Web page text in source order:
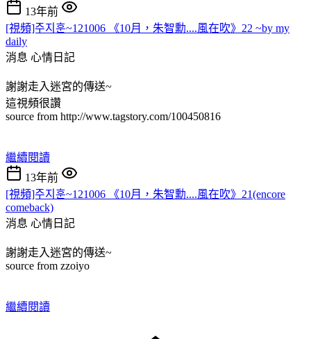
13年前
[視頻]주지훈~121006 《10月，朱智勳....風在吹》22 ~by my
daily
消息 心情日記
謝謝走入迷宮的傳送~
這視頻很讚
source from http://www.tagstory.com/100450816
繼續閱讀
13年前
[視頻]주지훈~121006 《10月，朱智勳....風在吹》21(encore
comeback)
消息 心情日記
謝謝走入迷宮的傳送~
source from zzoiyo
繼續閱讀